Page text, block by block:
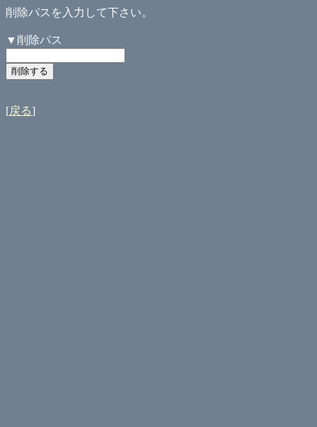
削除パスを入力して下さい。
▼削除パス
[戻る]